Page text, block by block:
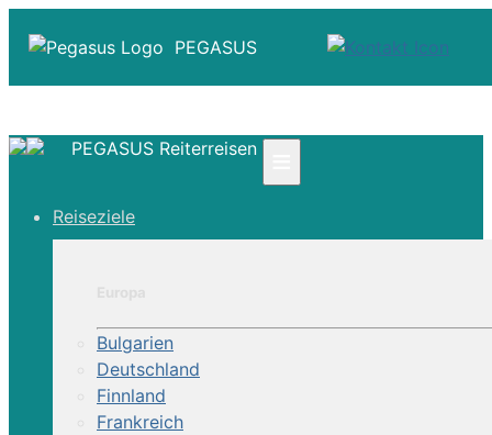
PEGASUS
☎ Deutschland 0800 - 505 18 01
Über Uns
PEGASUS Reiterreisen
Reiseziele
Bulgarien
Deutschland
Finnland
Frankreich